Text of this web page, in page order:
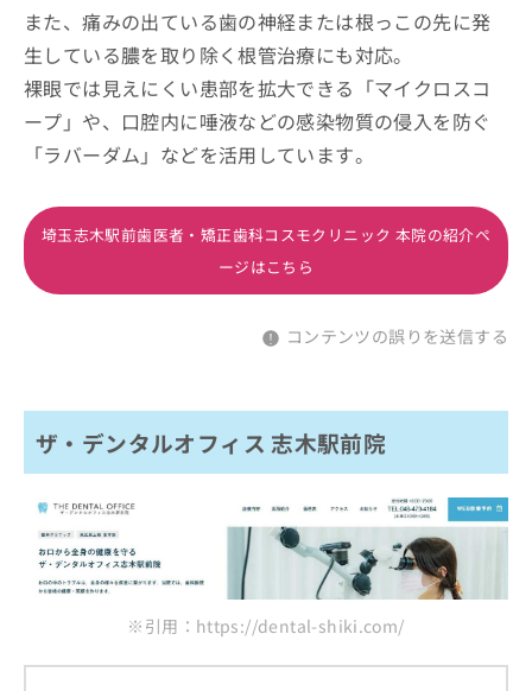
また、痛みの出ている歯の神経または根っこの先に発
生している膿を取り除く根管治療にも対応。
裸眼では見えにくい患部を拡大できる「マイクロスコ
ープ」や、口腔内に唾液などの感染物質の侵入を防ぐ
「ラバーダム」などを活用しています。
埼玉志木駅前歯医者・矯正歯科コスモクリニック 本院の紹介ペ
ージはこちら
コンテンツの誤りを送信する
ザ・デンタルオフィス 志木駅前院
※引用：https://dental-shiki.com/